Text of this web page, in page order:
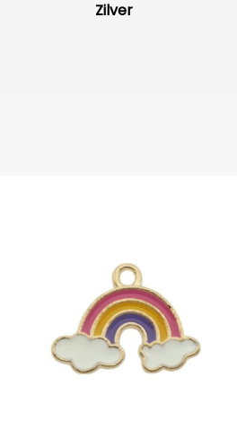
Zilver